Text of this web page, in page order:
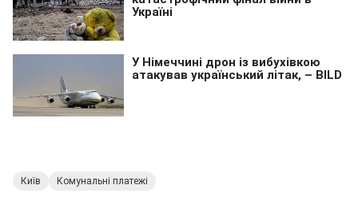
Київ Комунальні платежі